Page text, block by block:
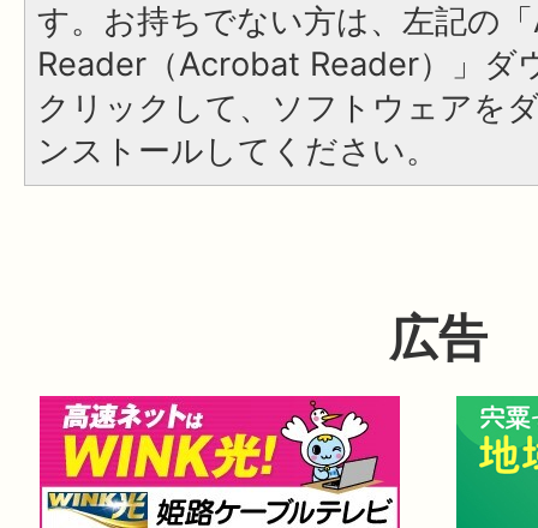
す。お持ちでない方は、左記の
Reader（Acrobat Reader）」ダ
クリックして、ソフトウェアを
ンストールしてください。
広告